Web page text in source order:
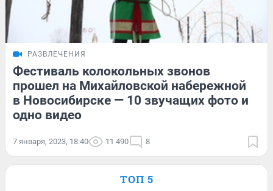
РАЗВЛЕЧЕНИЯ
Фестиваль колокольных звонов
прошел на Михайловской набережной
в Новосибирске — 10 звучащих фото и
одно видео
7 января, 2023, 18:40 11 490 8
ТОП 5